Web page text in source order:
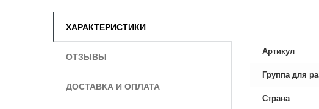
ХАРАКТЕРИСТИКИ
ОТЗЫВЫ
ДОСТАВКА И ОПЛАТА
Артикул
Группа для
Страна